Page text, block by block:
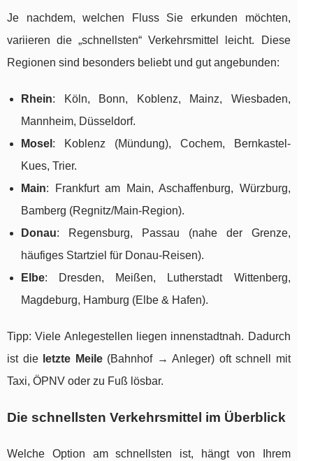
Je nachdem, welchen Fluss Sie erkunden möchten,
variieren die „schnellsten“ Verkehrsmittel leicht. Diese
Regionen sind besonders beliebt und gut angebunden:
Rhein: Köln, Bonn, Koblenz, Mainz, Wiesbaden,
Mannheim, Düsseldorf.
Mosel : Koblenz (Mündung), Cochem, Bernkastel-
Kues, Trier.
Main: Frankfurt am Main, Aschaffenburg, Würzburg,
Bamberg (Regnitz/Main-Region).
Donau: Regensburg, Passau (nahe der Grenze,
häufiges Startziel für Donau-Reisen).
Elbe: Dresden, Meißen, Lutherstadt Wittenberg,
Magdeburg, Hamburg (Elbe & Hafen).
Tipp: Viele Anlegestellen liegen innenstadtnah. Dadurch
ist die letzte Meile(Bahnhof → Anleger) oft schnell mit
Taxi, ÖPNV oder zu Fuß lösbar.
Die schnellsten Verkehrsmittel im Überblick
Welche Option am schnellsten ist, hängt von Ihrem